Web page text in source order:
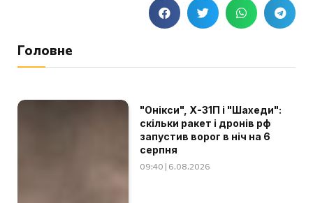
Головне
"Онікси", Х-31П і "Шахеди":
скільки ракет і дронів рф
запустив ворог в ніч на 6
серпня
09:40 | 6.08.2026